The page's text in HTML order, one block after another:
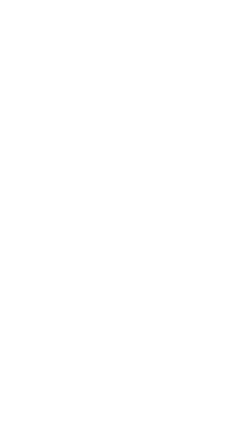
De leer van de
hel en haar
sterven in staat
onmiddellijk na de
straffen van de
De belangrijkste
eeuwig van God
kan de mens het
Hiertoe is hij